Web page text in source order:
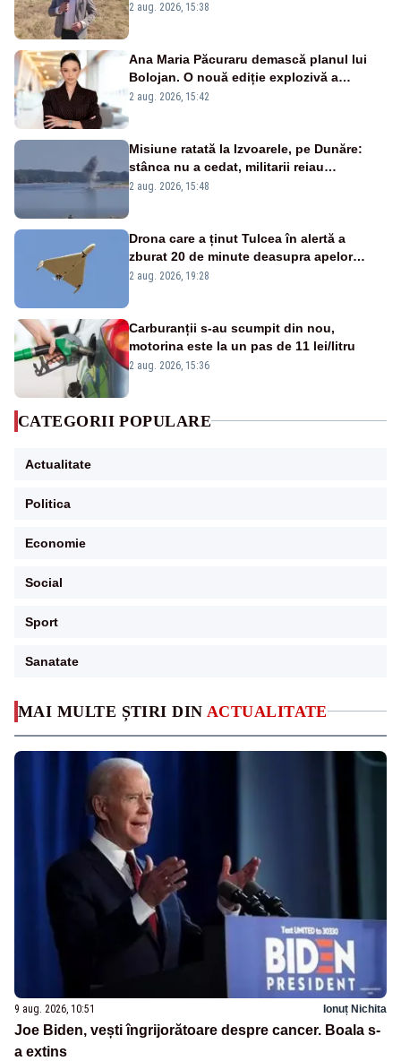
MAI MULTE ȘTIRI DIN ACTUALITATE
9 aug. 2026, 10:51 Ionuț Nichita
Joe Biden, vești îngrijorătoare despre cancer. Boala s-
a extins
2 aug. 2026, 15:38
Ana Maria Păcuraru demască planul lui
Bolojan. O nouă ediție explozivă a
emisiunii „Miza Zilei” la Realitatea PLUS
2 aug. 2026, 15:42
Misiune ratată la Izvoarele, pe Dunăre:
stânca nu a cedat, militarii reiau
detonările luni – VIDEO
2 aug. 2026, 15:48
Drona care a ținut Tulcea în alertă a
zburat 20 de minute deasupra apelor
României. Au fost ridicate două F-16
2 aug. 2026, 19:28
Carburanții s-au scumpit din nou,
motorina este la un pas de 11 lei/litru
2 aug. 2026, 15:36
CATEGORII POPULARE
Actualitate
Politica
Economie
Social
Sport
Sanatate